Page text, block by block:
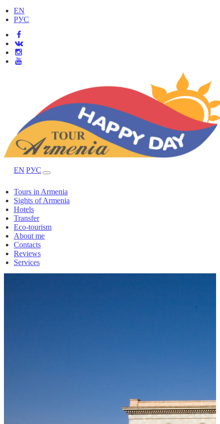
EN
РУС
EN РУС
Tours in Armenia
Sights of Armenia
Hotels
Transfer
Eco-tourism
About me
Contacts
Reviews
Services